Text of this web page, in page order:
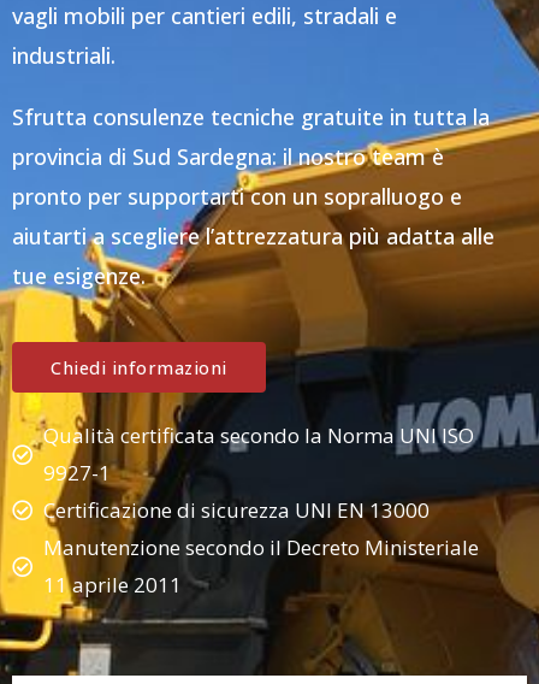
vagli mobili per cantieri edili, stradali e
industriali.
Sfrutta consulenze tecniche gratuite in tutta la
provincia di Sud Sardegna: il nostro team è
pronto per supportarti con un sopralluogo e
aiutarti a scegliere l’attrezzatura più adatta alle
tue esigenze.
Chiedi informazioni
Qualità certificata secondo la Norma UNI ISO
9927-1
Certificazione di sicurezza UNI EN 13000
Manutenzione secondo il Decreto Ministeriale
11 aprile 2011